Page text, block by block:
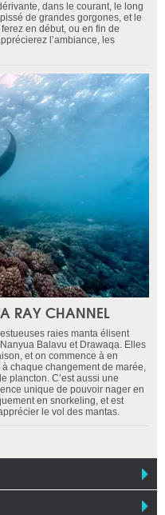
dans le courant, le long
de grandes gorgones, et le
en début, ou en fin de
l’ambiance, les
RAY CHANNEL
raies manta élisent
Balavu et Drawaqa. Elles
et on commence à en
chaque changement de marée,
plancton. C’est aussi une
unique de pouvoir nager en
en snorkeling, et est
le vol des mantas.